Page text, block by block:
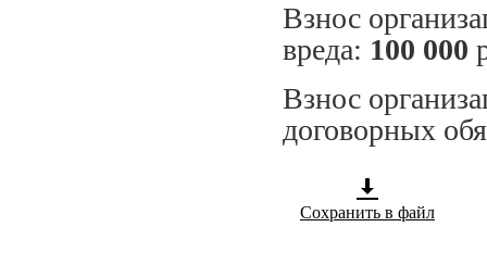
Взнос
вреда: 100 000
Взнос
договорных
Сохранить в файл